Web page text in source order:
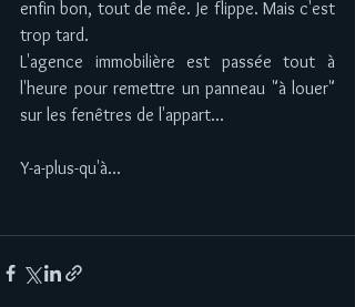
enfin bon, tout de mêe. Je flippe. Mais c'est
trop tard.
L'agence immobilière est passée tout à
l'heure pour remettre un panneau "à louer"
sur les fenêtres de l'appart...
Y-a-plus-qu'à...